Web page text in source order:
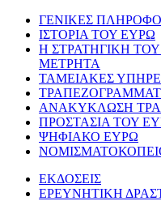
ΓΕΝΙΚΕΣ
ΙΣΤΟΡΙΑ ΤΟΥ ΕΥΡΩ
Η ΣΤΡΑΤΗΓΙΚΗ
ΜΕΤΡΗΤΑ
ΤΑΜΕΙΑΚΕΣ
ΑΝΑΚΥΚΛΩΣΗ
ΠΡΟΣΤΑΣΙΑ ΤΟΥ
ΨΗΦΙΑΚΟ ΕΥΡΩ
ΕΚΔΟΣΕΙΣ
ΕΡΕΥΝΗΤΙΚΗ